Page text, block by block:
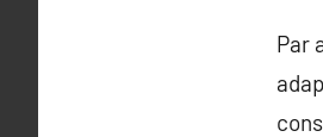
Par